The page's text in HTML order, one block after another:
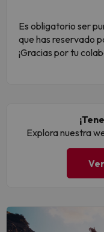
Es obligatorio ser
que has reservado
¡Gracias por tu
Explora nuestra